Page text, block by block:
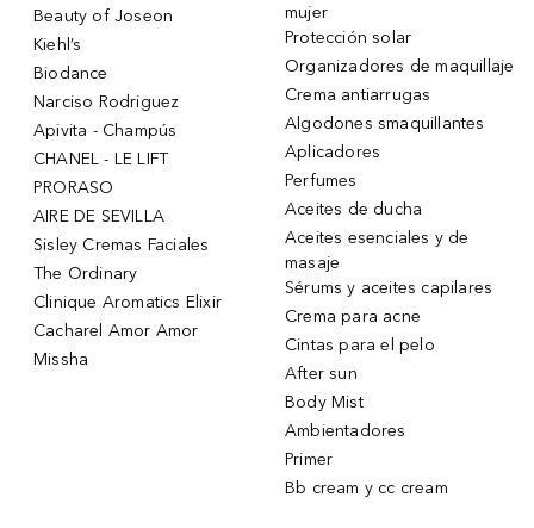
Beauty of Joseon
Kiehl’s
Biodance
Narciso Rodriguez
Apivita - Champús
CHANEL - LE LIFT
PRORASO
AIRE DE SEVILLA
Sisley Cremas Faciales
The Ordinary
Clinique Aromatics Elixir
Cacharel Amor Amor
Missha
mujer
Protección solar
Organizadores de maquillaje
Crema antiarrugas
Algodones smaquillantes
Aplicadores
Perfumes
Aceites de ducha
Aceites esenciales y de
masaje
Sérums y aceites capilares
Crema para acne
Cintas para el pelo
After sun
Body Mist
Ambientadores
Primer
Bb cream y cc cream